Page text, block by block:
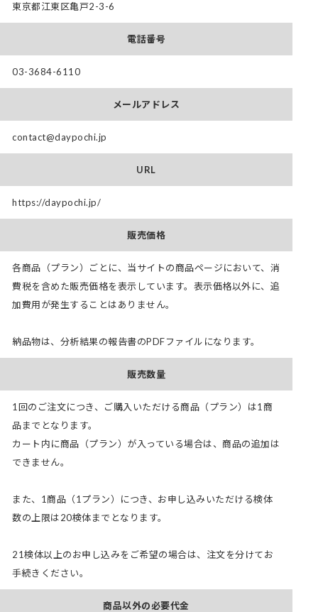
東京都江東区亀戸2-3-6
電話番号
03-3684-6110
メールアドレス
contact@daypochi.jp
URL
https://daypochi.jp/
販売価格
各商品（プラン）ごとに、当サイトの商品ページにおいて、消
費税を含めた販売価格を表示しています。表示価格以外に、追
加費用が発生することはありません。
納品物は、分析結果の報告書のPDFファイルになります。
販売数量
1回のご注文につき、ご購入いただける商品（プラン）は1商
品までとなります。
カート内に商品（プラン）が入っている場合は、商品の追加は
できません。
また、1商品（1プラン）につき、お申し込みいただける検体
数の上限は20検体までとなります。
21検体以上のお申し込みをご希望の場合は、注文を分けてお
手続きください。
商品以外の必要代金